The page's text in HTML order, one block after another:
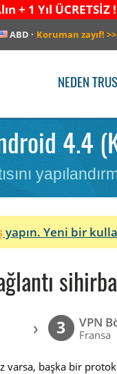
+ 1 Yıl ÜCRETSİZ !
ABD · Koruman zayıf! >>
NEDEN
4.4
yapın. Yeni bir
› 3 VPN
Fransa
başka bir